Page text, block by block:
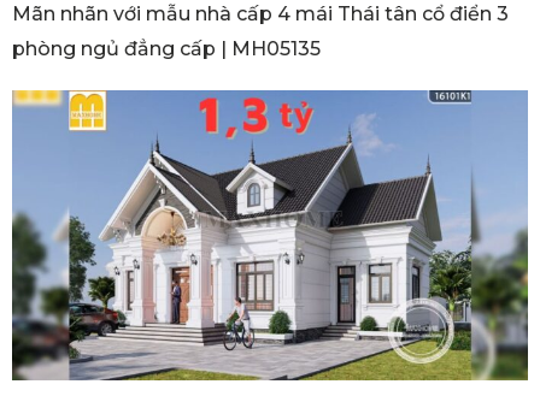
Mãn nhãn với mẫu nhà cấp 4 mái Thái tân cổ điển 3
phòng ngủ đẳng cấp | MH05135